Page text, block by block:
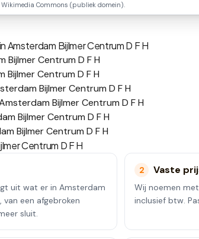
Commons (publiek domein).
Amsterdam Bijlmer Centrum D F H
Bijlmer Centrum D F H
Centrum D F H
Bijlmer Centrum D F H
Bijlmer Centrum D F H
Bijlmer Centrum D F H
Bijlmer Centrum D F H
Centrum D F H
uit wat er in Amsterdam
van een afgebroken
sluit.
2 Vaste
Wij noemen
inclusief btw.